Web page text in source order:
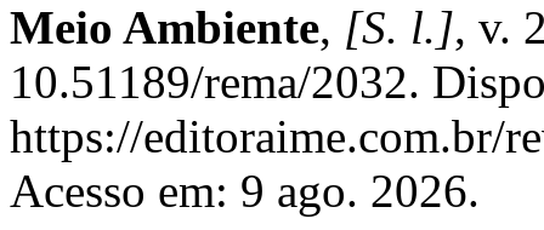
Meio Ambiente, [S. l.], v.
10.51189/rema/2032.
https://editoraime.com.br/
Acesso em: 9 ago. 2026.